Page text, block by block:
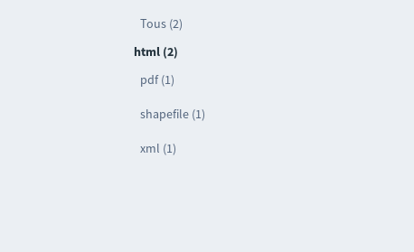
Tous (2)
html (2)
pdf (1)
shapefile (1)
xml (1)